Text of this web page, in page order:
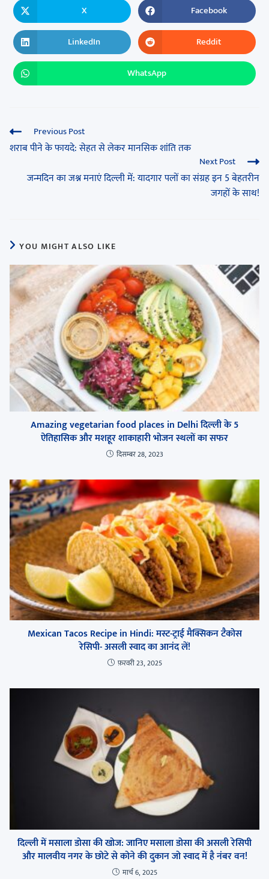
X Facebook
LinkedIn Reddit
WhatsApp
Previous Post
शराब पीने के फायदे: सेहत से लेकर मानसिक शांति तक
Next Post
जन्मदिन का जश्न मनाएं दिल्ली में: यादगार पलों का संग्रह इन 5 बेहतरीन
जगहों के साथ!
YOU MIGHT ALSO LIKE
Amazing vegetarian food places in Delhi दिल्ली के 5
ऐतिहासिक और मशहूर शाकाहारी भोजन स्थलों का सफर
दिसम्बर 28, 2023
Mexican Tacos Recipe in Hindi: मस्ट-ट्राई मैक्सिकन टैकोस
रेसिपी- असली स्वाद का आनंद लें!
फ़रवरी 23, 2025
दिल्ली में मसाला डोसा की खोज: जानिए मसाला डोसा की असली रेसिपी
और मालवीय नगर के छोटे से कोने की दुकान जो स्वाद में है नंबर वन!
मार्च 6, 2025